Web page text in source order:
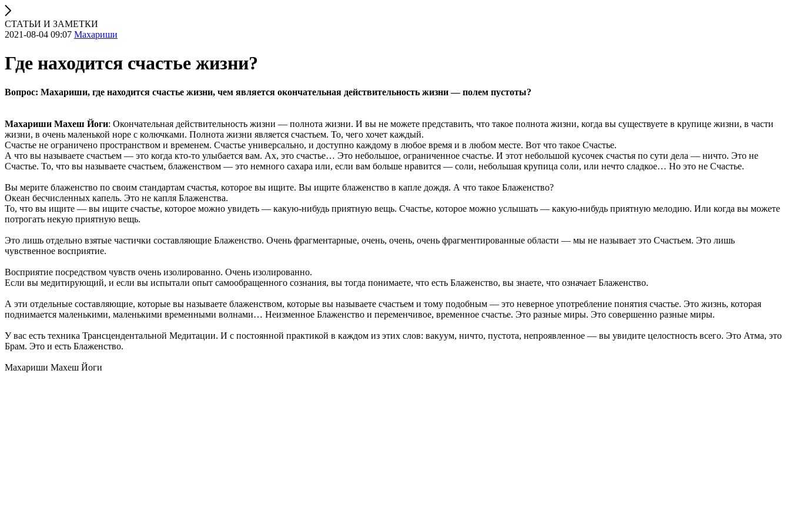
СТАТЬИ И ЗАМЕТКИ
2021-08-04 09:07 Махариши
Где находится счастье жизни?
Вопрос: Махариши, где находится счастье жизни, чем является окончательная действительность жизни — полем пустоты?
Махариши Махеш Йоги: Окончательная действительность жизни — полнота жизни. И вы не можете представить, что такое полнота жизни, когда вы существуете в крупице жизни, в части
жизни, в очень маленькой норе с колючками. Полнота жизни является счастьем. То, чего хочет каждый.
Счастье не ограничено пространством и временем. Счастье универсально, и доступно каждому в любое время и в любом месте. Вот что такое Счастье.
А что вы называете счастьем — это когда кто-то улыбается вам. Ах, это счастье… Это небольшое, ограниченное счастье. И этот небольшой кусочек счастья по сути дела — ничто. Это не
Счастье. То, что вы называете счастьем, блаженством — это немного сахара или, если вам больше нравится — соли, небольшая крупица соли, или нечто сладкое… Но это не Счастье.
Вы мерите блаженство по своим стандартам счастья, которое вы ищите. Вы ищите блаженство в капле дождя. А что такое Блаженство?
Океан бесчисленных капель. Это не капля Блаженства.
То, что вы ищите — вы ищите счастье, которое можно увидеть — какую-нибудь приятную вещь. Счастье, которое можно услышать — какую-нибудь приятную мелодию. Или когда вы можете
потрогать некую приятную вещь.
Это лишь отдельно взятые частички составляющие Блаженство. Очень фрагментарные, очень, очень, очень фрагментированные области — мы не называет это Счастьем. Это лишь
чувственное восприятие.
Восприятие посредством чувств очень изолированно. Очень изолированно.
Если вы медитирующий, и если вы испытали опыт самообращенного сознания, вы тогда понимаете, что есть Блаженство, вы знаете, что означает Блаженство.
А эти отдельные составляющие, которые вы называете блаженством, которые вы называете счастьем и тому подобным — это неверное употребление понятия счастье. Это жизнь, которая
поднимается маленькими, маленькими временными волнами… Неизменное Блаженство и переменчивое, временное счастье. Это разные миры. Это совершенно разные миры.
У вас есть техника Трансцендентальной Медитации. И с постоянной практикой в каждом из этих слов: вакуум, ничто, пустота, непроявленное — вы увидите целостность всего. Это Атма, это
Брам. Это и есть Блаженство.
Махариши Махеш Йоги